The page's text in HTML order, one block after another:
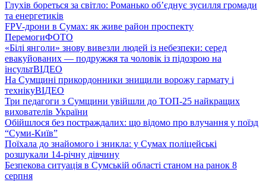
Глухів бореться за світло: Романько об’єднує зусилля громади
та енергетиків
FPV-дрони в Сумах: як живе район проспекту
ПеремогиФОТО
«Білі янголи» знову вивезли людей із небезпеки: серед
евакуйованих — подружжя та чоловік із підозрою на
інсультВІДЕО
На Сумщині прикордонники знищили ворожу гармату і
технікуВІДЕО
Три педагоги з Сумщини увійшли до ТОП-25 найкращих
вихователів України
Обійшлося без постраждалих: що відомо про влучання у поїзд
“Суми-Київ”
Поїхала до знайомого і зникла: у Сумах поліцейські
розшукали 14-річну дівчину
Безпекова ситуація в Сумській області станом на ранок 8
серпня